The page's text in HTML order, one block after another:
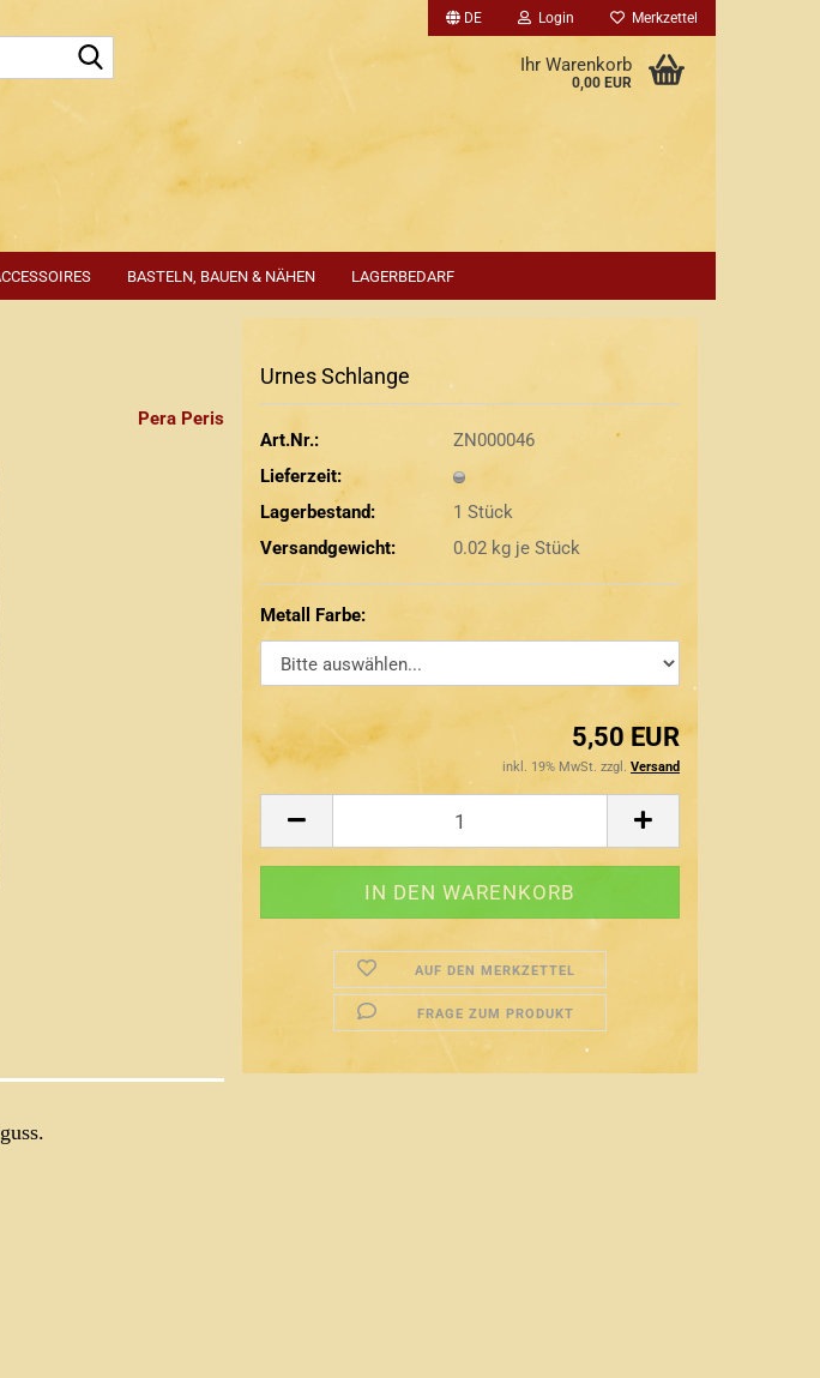
DE Login Merkzettel
Ihr Warenkorb
0,00 EUR
BASTELN, BAUEN & NÄHEN LAGERBEDARF
Pera Peris
Urnes Schlange
Art.Nr.:
ZN000046
Lieferzeit:
Lagerbestand:
1 Stück
Versandgewicht:
0.02kg je Stück
Metall Farbe:
5,50 EUR
inkl. 19% MwSt. zzgl. Versand
AUF DEN MERKZETTEL
FRAGE ZUM PRODUKT